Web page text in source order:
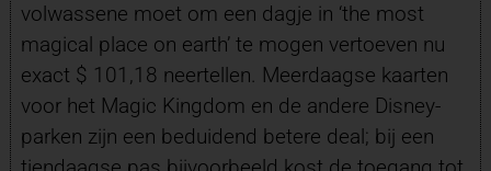
volwassene moet om een dagje in ‘the most
magical place on earth’ te mogen vertoeven nu
exact $ 101,18 neertellen. Meerdaagse kaarten
voor het Magic Kingdom en de andere Disney-
parken zijn een beduidend betere deal; bij een